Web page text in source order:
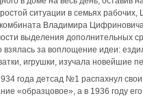
ситуации в семьях
Владимира
выделения дополнительных
взялась за воплощение идеи:
игрушки, изучала новейшие
года детсад №1 распахнул
«образцовое», а в 1936 году